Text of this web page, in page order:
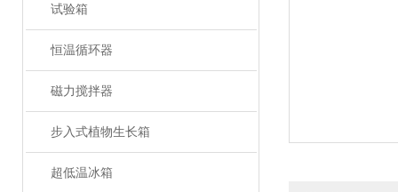
试验箱
恒温循环器
磁力搅拌器
步入式植物生长箱
超低温冰箱